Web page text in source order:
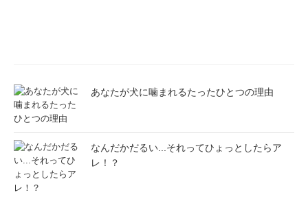
あなたが犬に噛まれるたったひとつの理由
なんだかだるい...それってひょっとしたらア
レ！？